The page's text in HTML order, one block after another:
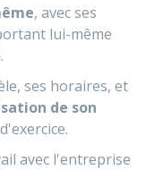
, avec ses
lui-même
ses horaires, et
de son
avec l'entreprise